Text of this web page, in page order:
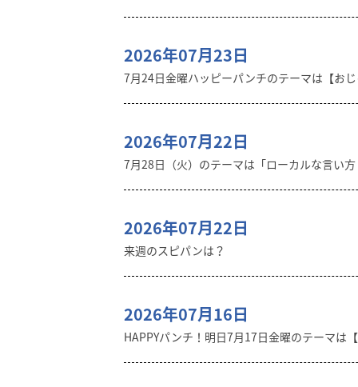
2026年07月23日
7月24日金曜ハッピーパンチのテーマは【お
2026年07月22日
7月28日（火）のテーマは「ローカルな言い方
2026年07月22日
来週のスピパンは？
2026年07月16日
HAPPYパンチ！明日7月17日金曜のテーマは【